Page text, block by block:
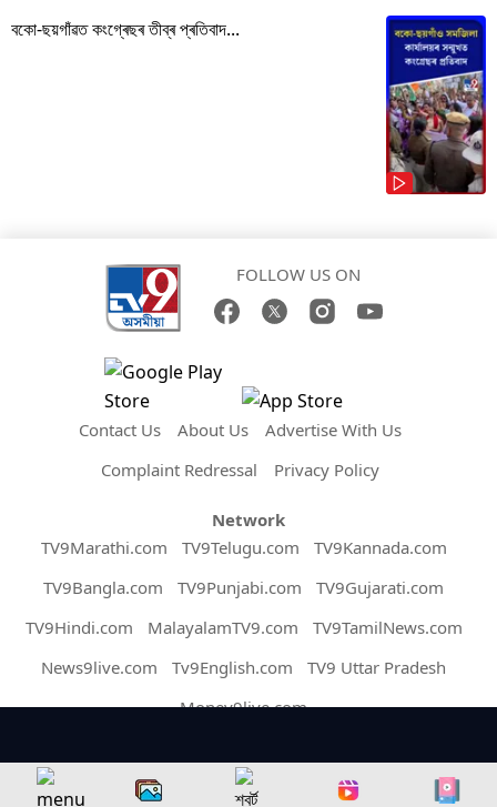
বকো-ছয়গাঁৱত কংগ্ৰেছৰ তীব্ৰ প্ৰতিবাদ...
FOLLOW US ON
Contact Us About Us
Advertise With Us
Complaint Redressal
Privacy Policy
Network
TV9Marathi.com
TV9Telugu.com
TV9Kannada.com
TV9Bangla.com
TV9Punjabi.com
TV9Gujarati.com
TV9Hindi.com
MalayalamTV9.com
TV9TamilNews.com
News9live.com
Tv9English.com
TV9 Uttar Pradesh
Money9live.com